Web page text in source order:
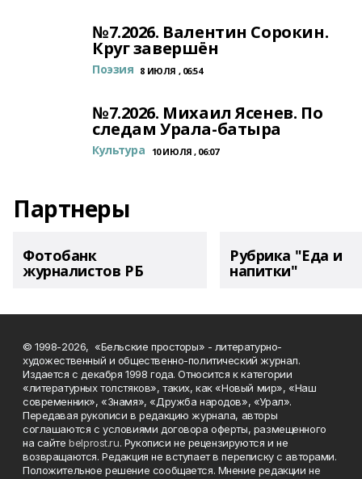
№7.2026. Валентин Сорокин.
Круг завершён
Поэзия 8 ИЮЛЯ , 06:54
№7.2026. Михаил Ясенев. По
следам Урала-батыра
Культура 10 ИЮЛЯ , 06:07
Партнеры
Фотобанк
журналистов РБ
Рубрика "Еда и
напитки"
© 1998-2026, «Бельские просторы» - литературно-
художественный и общественно-политический журнал.
Издается с декабря 1998 года. Относится к категории
«литературных толстяков», таких, как «Новый мир», «Наш
современник», «Знамя», «Дружба народов», «Урал».
Передавая рукописи в редакцию журнала, авторы
соглашаются с условиями договора оферты, размещенного
на сайтеbelprost.ru. Рукописи не рецензируются и не
возвращаются. Редакция не вступает в переписку с авторами.
Положительное решение сообщается. Мнение редакции не